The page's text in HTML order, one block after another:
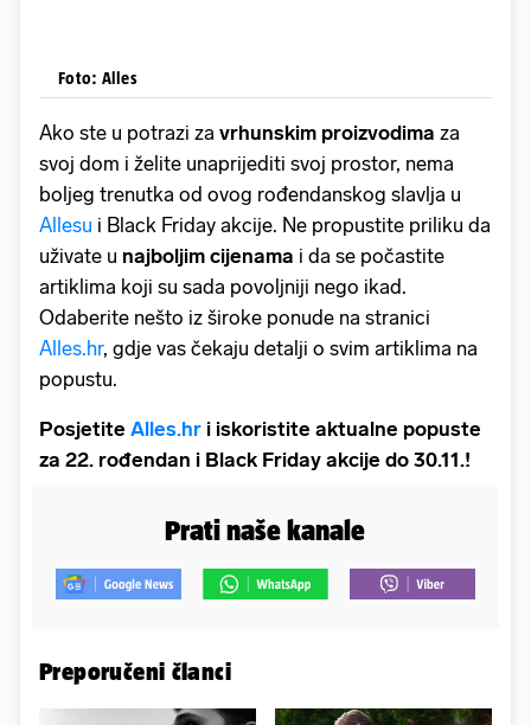
Foto: Alles
Ako ste u potrazi za vrhunskim proizvodima za
svoj dom i želite unaprijediti svoj prostor, nema
boljeg trenutka od ovog rođendanskog slavlja u
Allesu i Black Friday akcije. Ne propustite priliku da
uživate u najboljim cijenama i da se počastite
artiklima koji su sada povoljniji nego ikad.
Odaberite nešto iz široke ponude na stranici
Alles.hr, gdje vas čekaju detalji o svim artiklima na
popustu.
Posjetite Alles.hr i iskoristite aktualne popuste
za 22. rođendan i Black Friday akcije do 30.11.!
Prati naše kanale
Preporučeni članci